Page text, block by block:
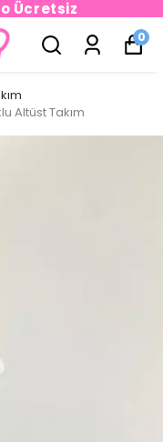
Ücretsiz
0
Altüst Takım